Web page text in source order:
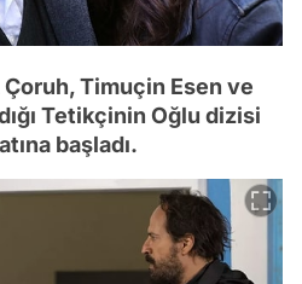
Timuçin Esen ve
Tetikçinin Oğlu dizisi
başladı.